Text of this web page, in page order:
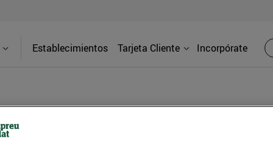
Establecimientos Tarjeta Cliente Incorpórate